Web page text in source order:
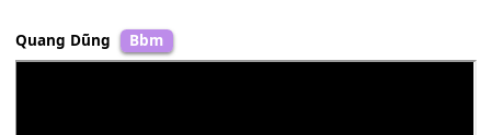
[C]Tình tình ơi,[Em]
[F]Em về ta tung tăng[E7]tung tăng hát ca